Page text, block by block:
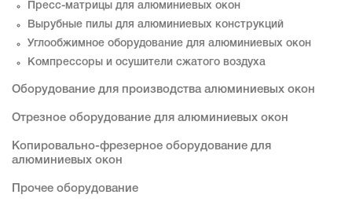
Пресс-матрицы для алюминиевых окон
Вырубные пилы для алюминиевых конструкций
Углообжимное оборудование для алюминиевых окон
Компрессоры и осушители сжатого воздуха
Оборудование для производства алюминиевых окон
Отрезное оборудование для алюминиевых окон
Копировально-фрезерное оборудование для
алюминиевых окон
Прочее оборудование